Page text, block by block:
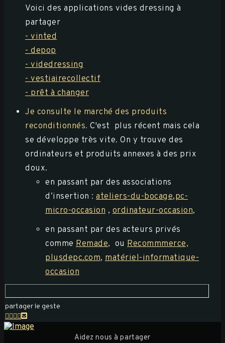
Voici des applications vides dressing à
partager
- vinted
- depop
- videdressing
- vestiairecollectif
- prêt à changer
Je consulte le marché des produits
reconditionnés.C'est plus récent mais cela
se développe très vite. On y trouve des
ordinateurs et produits annexes à des prix
doux.
en passant par des associations
d’insertion :ateliers-du-bocage,pc-
micro-occasion , ordinateur-occasion,
en passant par des acteurs privés
comme Remade, ou Recommmerce,
plusdepc.com, matériel-informatique-
occasion
partager le geste
Aidez nous à partager